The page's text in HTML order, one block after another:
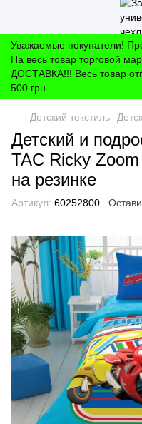
Уважаемые покупатели!
На весь товар торговой
ДОСТАВКА!!! Весь товар
500 грн.
Детский текстиль
Детский и
TAC Ricky
на резинке
Артикул: 60252800